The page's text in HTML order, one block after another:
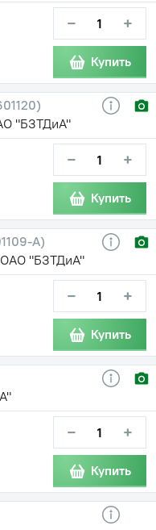
− +
Купить
"БЗТДиА"
− +
Купить
А)
ОАО "БЗТДиА"
− +
Купить
− +
Купить